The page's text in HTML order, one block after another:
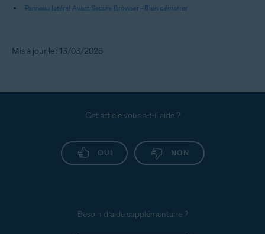
Panneau latéral Avast Secure Browser - Bien démarrer
Mis à jour le : 13/03/2026
Cet article vous a-t-il aidé ?
OUI NON
Besoin d’aide supplémentaire ?